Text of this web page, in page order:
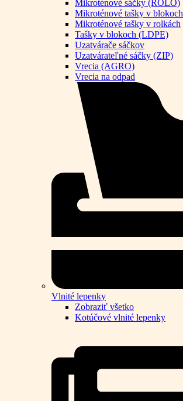
Mikroténové sáčky (ROLO)
Mikroténové tašky v blokoch
Mikroténové tašky v rolkách
Tašky v blokoch (LDPE)
Uzatvárače sáčkov
Uzatvárateľné sáčky (ZIP)
Vrecia (AGRO)
Vrecia na odpad
Vlnité lepenky
Zobraziť všetko
Kotúčové vlnité lepenky